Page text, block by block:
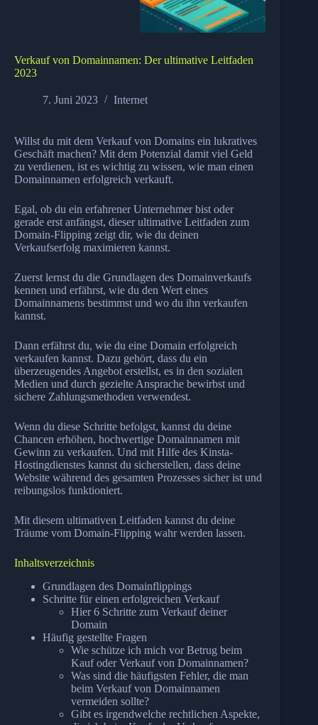
Verkauf von Domainnamen: Der ultimative Leitfaden
2023
7. Juni 2023 Internet
Willst du mit dem Verkauf von Domains ein lukratives
Geschäft machen? Mit dem Potenzial damit viel Geld
zu verdienen, ist es wichtig zu wissen, wie man einen
Domainnamen erfolgreich verkauft.
Egal, ob du ein erfahrener Unternehmer bist oder
gerade erst anfängst, dieser ultimative Leitfaden zum
Domain-Flipping zeigt dir, wie du deinen
Verkaufserfolg maximieren kannst.
Zuerst lernst du die Grundlagen des Domainverkaufs
kennen und erfährst, wie du den Wert eines
Domainnamens bestimmst und wo du ihn verkaufen
kannst.
Dann erfährst du, wie du eine Domain erfolgreich
verkaufen kannst. Dazu gehört, dass du ein
überzeugendes Angebot erstellst, es in den sozialen
Medien und durch gezielte Ansprache bewirbst und
sichere Zahlungsmethoden verwendest.
Wenn du diese Schritte befolgst, kannst du deine
Chancen erhöhen, hochwertige Domainnamen mit
Gewinn zu verkaufen. Und mit Hilfe des Kinsta-
Hostingdienstes kannst du sicherstellen, dass deine
Website während des gesamten Prozesses sicher ist und
reibungslos funktioniert.
Mit diesem ultimativen Leitfaden kannst du deine
Träume vom Domain-Flipping wahr werden lassen.
Inhaltsverzeichnis
Grundlagen des Domainflippings
Schritte für einen erfolgreichen Verkauf
Hier 6 Schritte zum Verkauf deiner
Domain
Häufig gestellte Fragen
Wie schütze ich mich vor Betrug beim
Kauf oder Verkauf von Domainnamen?
Was sind die häufigsten Fehler, die man
beim Verkauf von Domainnamen
vermeiden sollte?
Gibt es irgendwelche rechtlichen Aspekte,